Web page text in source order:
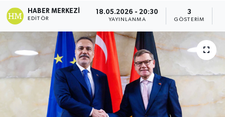
HABER MERKEZI
EDITÖR
18.05.2026 - 20:30
YAYINLANMA
3
GÖSTERIM